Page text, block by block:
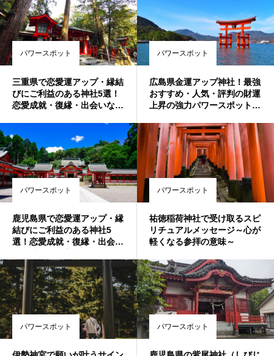
パワースポット
三重県で恋愛運アップ・縁結
びにご利益のある神社5選！
恋愛成就・復縁・出会いなど
スポット！
パワースポット
広島県金運アップ神社！最強
おすすめ・人気・評判の財運
上昇の強力パワースポット！
返済・玉の輿・商売繁盛のご
利益
パワースポット
鹿児島県で恋愛運アップ・縁
結びにご利益のある神社5
選！恋愛成就・復縁・出会い
すすめ・人気・評判の強力パ
ワースポット！
パワースポット
祐徳稲荷神社で受け取るスピ
リチュアルメッセージ～心が
軽くなる参拝の意味～
パワースポット パワースポット